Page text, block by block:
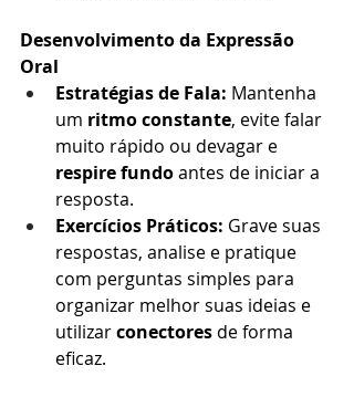
Desenvolvimento da Expressão
Oral
Estratégias de Fala: Mantenha
um ritmo constante, evite falar
muito rápido ou devagar e
respire fundo antes de iniciar a
resposta.
Exercícios Práticos: Grave suas
respostas, analise e pratique
com perguntas simples para
organizar melhor suas ideias e
utilizar conectores de forma
eficaz.